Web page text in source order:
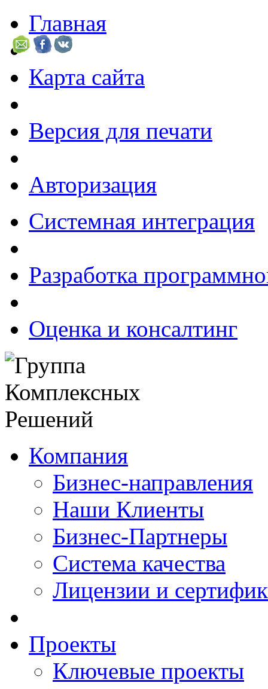
Главная
Карта сайта
Версия для печати
Авторизация
Системная интеграция
Разработка
Оценка и консалтинг
Компания
Бизнес-направления
Наши Клиенты
Бизнес-Партнеры
Система качества
Лицензии и
Проекты
Ключевые проекты